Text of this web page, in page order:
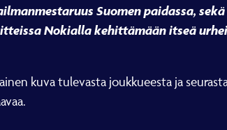
Suomen paidassa,
Nokialla kehittämään itseä
kuva tulevasta joukkueesta ja